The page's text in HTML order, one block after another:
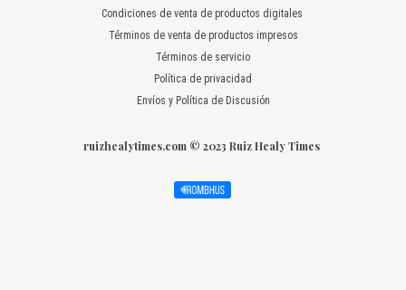
Condiciones de venta de productos digitales
Términos de venta de productos impresos
Términos de servicio
Política de privacidad
Envíos y Política de Discusión
ruizhealytimes.com © 2023 Ruiz Healy Times